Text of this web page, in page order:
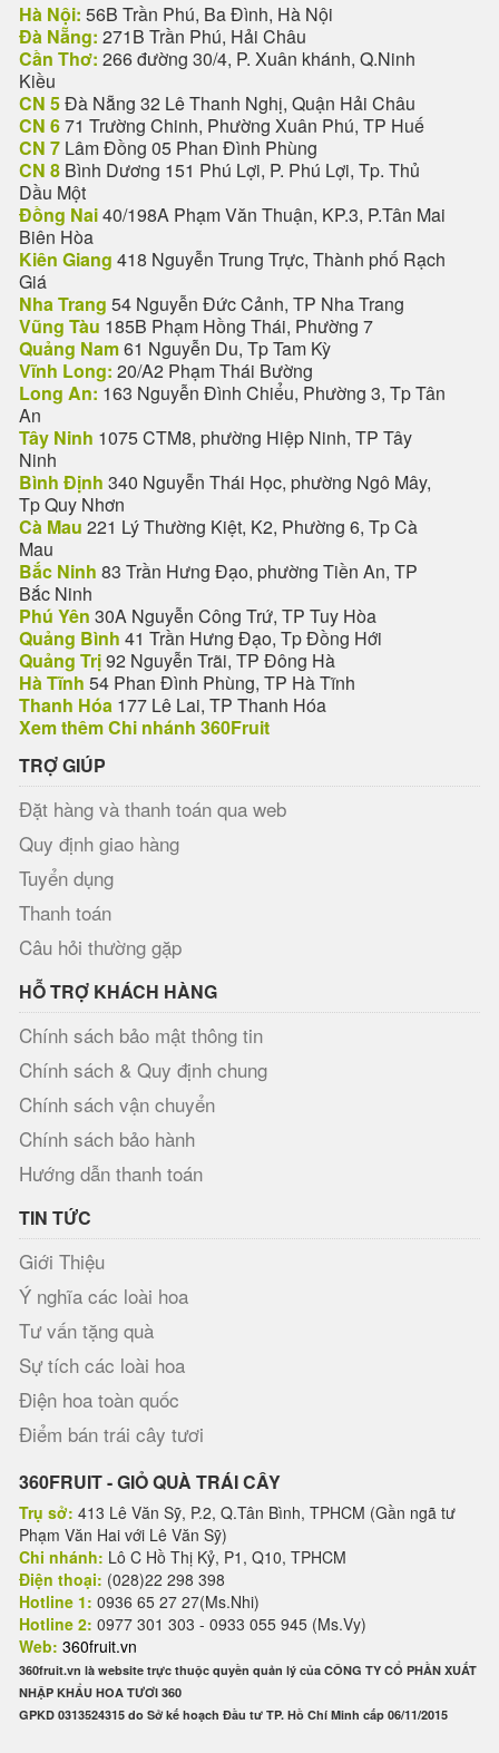
Hà Nội: 56B Trần Phú, Ba Đình, Hà Nội
Đà Nẵng: 271B Trần Phú, Hải Châu
Cần Thơ: 266 đường 30/4, P. Xuân khánh, Q.Ninh
Kiều
CN 5Đà Nẵng 32 Lê Thanh Nghị, Quận Hải Châu
CN 671 Trường Chinh, Phường Xuân Phú, TP Huế
CN 7 Lâm Đồng 05 Phan Đình Phùng
CN 8 Bình Dương 151 Phú Lợi, P. Phú Lợi, Tp. Thủ
Dầu Một
Đồng Nai40/198A Phạm Văn Thuận, KP.3, P.Tân Mai
Biên Hòa
Kiên Giang 418 Nguyễn Trung Trực, Thành phố Rạch
Giá
Nha Trang 54 Nguyễn Đức Cảnh, TP Nha Trang
Vũng Tàu 185B Phạm Hồng Thái, Phường 7
Quảng Nam61 Nguyễn Du, Tp Tam Kỳ
Vĩnh Long: 20/A2 Phạm Thái Bường
Long An: 163 Nguyễn Đình Chiểu, Phường 3, Tp Tân
An
Tây Ninh 1075 CTM8, phường Hiệp Ninh, TP Tây
Ninh
Bình Định 340 Nguyễn Thái Học, phường Ngô Mây,
Tp Quy Nhơn
Cà Mau 221 Lý Thường Kiệt, K2, Phường 6, Tp Cà
Mau
Bắc Ninh 83 Trần Hưng Đạo, phường Tiền An, TP
Bắc Ninh
Phú Yên 30A Nguyễn Công Trứ, TP Tuy Hòa
Quảng Bình 41 Trần Hưng Đạo, Tp Đồng Hới
Quảng Trị92 Nguyễn Trãi, TP Đông Hà
Hà Tĩnh 54 Phan Đình Phùng, TP Hà Tĩnh
Thanh Hóa 177 Lê Lai, TP Thanh Hóa
Xem thêm Chi nhánh 360Fruit
TRỢ GIÚP
Đặt hàng và thanh toán qua web
Quy định giao hàng
Tuyển dụng
Thanh toán
Câu hỏi thường gặp
HỖ TRỢ KHÁCH HÀNG
Chính sách bảo mật thông tin
Chính sách & Quy định chung
Chính sách vận chuyển
Chính sách bảo hành
Hướng dẫn thanh toán
TIN TỨC
Giới Thiệu
Ý nghĩa các loài hoa
Tư vấn tặng quà
Sự tích các loài hoa
Điện hoa toàn quốc
Điểm bán trái cây tươi
360FRUIT - GIỎ QUÀ TRÁI CÂY
Trụ sở: 413 Lê Văn Sỹ, P.2, Q.Tân Bình, TPHCM (Gần ngã tư
Phạm Văn Hai với Lê Văn Sỹ)
Chi nhánh: Lô C Hồ Thị Kỷ, P1, Q10, TPHCM
Điện thoại: (028)22 298 398
Hotline 1: 0936 65 27 27(Ms.Nhi)
Hotline 2: 0977 301 303 - 0933 055 945 (Ms.Vy)
Web: 360fruit.vn
360fruit.vn là website trực thuộc quyền quản lý của CÔNG TY CỔ PHẦN XUẤT
NHẬP KHẨU HOA TƯƠI 360
GPKD 0313524315 do Sở kế hoạch Đầu tư TP. Hồ Chí Minh cấp 06/11/2015